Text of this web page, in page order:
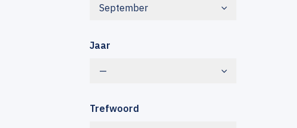
September
Jaar
—
Trefwoord